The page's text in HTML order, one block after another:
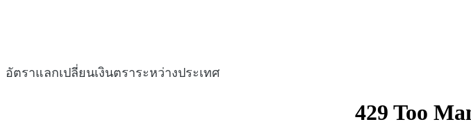
อัตราแลกเปลี่ยนเงินตราระหว่างประเทศ